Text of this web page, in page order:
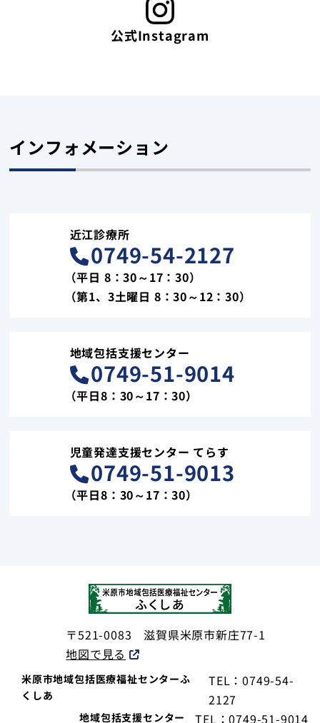
公式Instagram
インフォメーション
近江診療所
0749-54-2127
（平日 8：30～17：30）
（第1、3土曜日 8：30～12：30）
地域包括支援センター
0749-51-9014
（平日8：30～17：30）
児童発達支援センター てらす
0749-51-9013
（平日8：30～17：30）
〒521-0083 滋賀県米原市新庄77-1
地図で見る
米原市地域包括医療福祉センターふ
くしあ
TEL：0749-54-
2127
地域包括支援センター TEL：0749-51-9014